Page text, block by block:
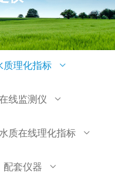
质理化指标
线监测仪
水质在线理化指标
配套仪器